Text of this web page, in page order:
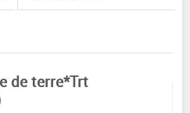
de terre*Trt